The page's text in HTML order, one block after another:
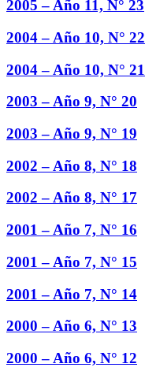
2005 – Año 11, N° 23
2004 – Año 10, N° 22
2004 – Año 10, N° 21
2003 – Año 9, N° 20
2003 – Año 9, N° 19
2002 – Año 8, N° 18
2002 – Año 8, N° 17
2001 – Año 7, N° 16
2001 – Año 7, N° 15
2001 – Año 7, N° 14
2000 – Año 6, N° 13
2000 – Año 6, N° 12